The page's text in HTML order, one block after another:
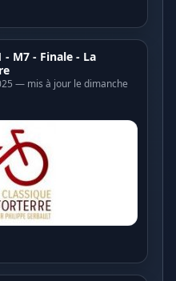
- M7 - Finale - La
— mis à jour le dimanche